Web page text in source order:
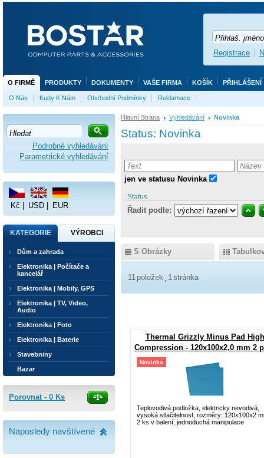
Hlavní Strana Vyhledávání Novinka
Status: Novinka
Hledat:
jen ve statusu Novinka
Status
Řadit podle:
S Obrázky
11 položek 1stránka
Thermal Grizzly Minus Pad High
Compression - 120x100x2,0 mm 2
Teplovodivá podložka, elektricky nevodivá,
vysoká stlačitelnost, rozměry: 120x100x2
2 ks v balení, jednoduchá manipulace
Novinka
Podrobné vyhledávání
Parametrické vyhledávání
Kč USD EUR
KATEGORIE VÝROBCI
Dům a zahrada
Elektronika | Počítače a
kancelář
Elektronika | Mobily, GPS
Elektronika | TV, Video,
Audio
Elektronika | Foto
Elektronika | Baterie
Stavebniny
Bazar
Porovnat - 0 Ks
Naposledy navštívené
O FIRMĚ PRODUKTY DOKUMENTY VAŠE FIRMA KOŠÍK PŘIHLÁŠENÍ
O Nás Kudy K Nám Obchodní Podmínky Reklamace
Registrace